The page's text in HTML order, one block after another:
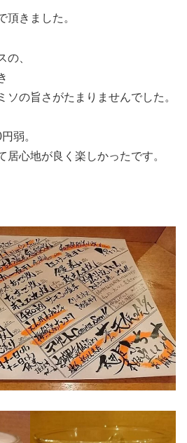
頂きました。
の、
ソの旨さがたまりませんでした。
弱。
居心地が良く楽しかったです。